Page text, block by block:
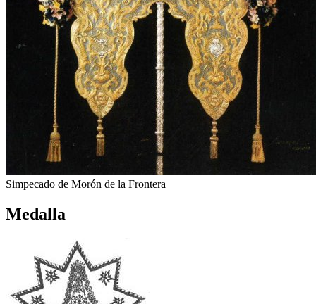
Simpecado de Morón de la Frontera
Medalla